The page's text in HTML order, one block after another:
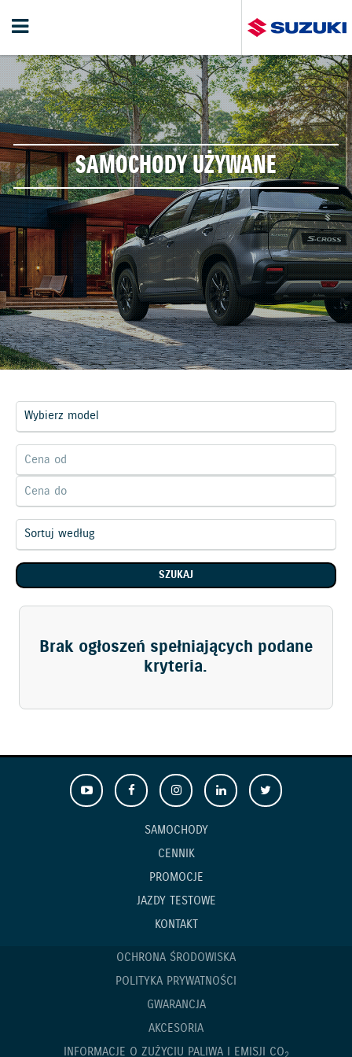
SAMOCHODY UŻYWANE
SZUKAJ
Brak ogłoszeń spełniających podane
kryteria.
SAMOCHODY
CENNIK
PROMOCJE
JAZDY TESTOWE
KONTAKT
OCHRONA ŚRODOWISKA
POLITYKA PRYWATNOŚCI
GWARANCJA
AKCESORIA
INFORMACJE O ZUŻYCIU PALIWA I EMISJI CO